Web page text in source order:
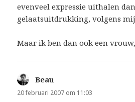
evenveel expressie uithalen
gelaatsuitdrukking, volgens
Maar ik ben dan ook een
Beau
20 februari 2007 om 11:03